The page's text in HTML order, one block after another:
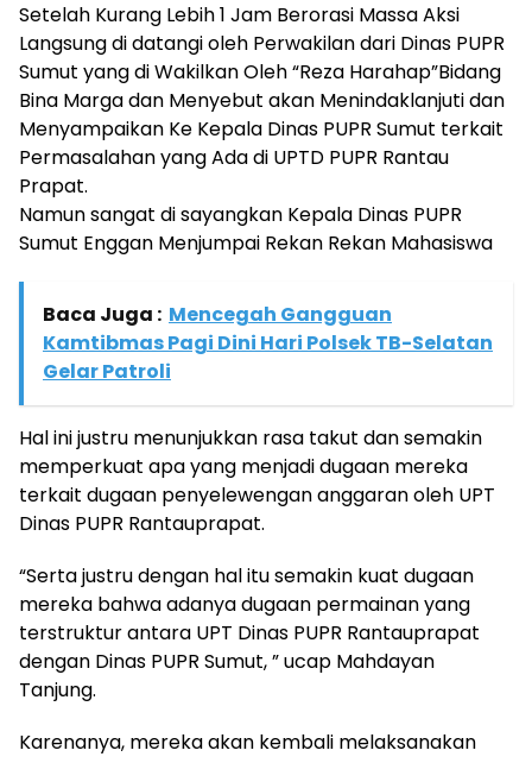
Setelah Kurang Lebih 1 Jam Berorasi Massa Aksi
Langsung di datangi oleh Perwakilan dari Dinas PUPR
Sumut yang di Wakilkan Oleh “Reza Harahap”Bidang
Bina Marga dan Menyebut akan Menindaklanjuti dan
Menyampaikan Ke Kepala Dinas PUPR Sumut terkait
Permasalahan yang Ada di UPTD PUPR Rantau
Prapat.
Namun sangat di sayangkan Kepala Dinas PUPR
Sumut Enggan Menjumpai Rekan Rekan Mahasiswa
Baca Juga : Mencegah Gangguan
Kamtibmas Pagi Dini Hari Polsek TB-Selatan
Gelar Patroli
Hal ini justru menunjukkan rasa takut dan semakin
memperkuat apa yang menjadi dugaan mereka
terkait dugaan penyelewengan anggaran oleh UPT
Dinas PUPR Rantauprapat.
“Serta justru dengan hal itu semakin kuat dugaan
mereka bahwa adanya dugaan permainan yang
terstruktur antara UPT Dinas PUPR Rantauprapat
dengan Dinas PUPR Sumut, ” ucap Mahdayan
Tanjung.
Karenanya, mereka akan kembali melaksanakan